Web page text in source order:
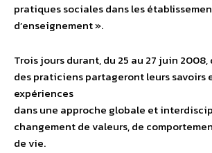
pratiques sociales dans les
d’enseignement ».
Trois jours durant, du 25 au 27 juin
des praticiens partageront leurs savoirs
expériences
dans une approche globale et
changement de valeurs, de
de vie.